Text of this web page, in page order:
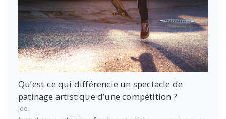
Qu’est-ce qui différencie un spectacle de
patinage artistique d’une compétition ?
Joel